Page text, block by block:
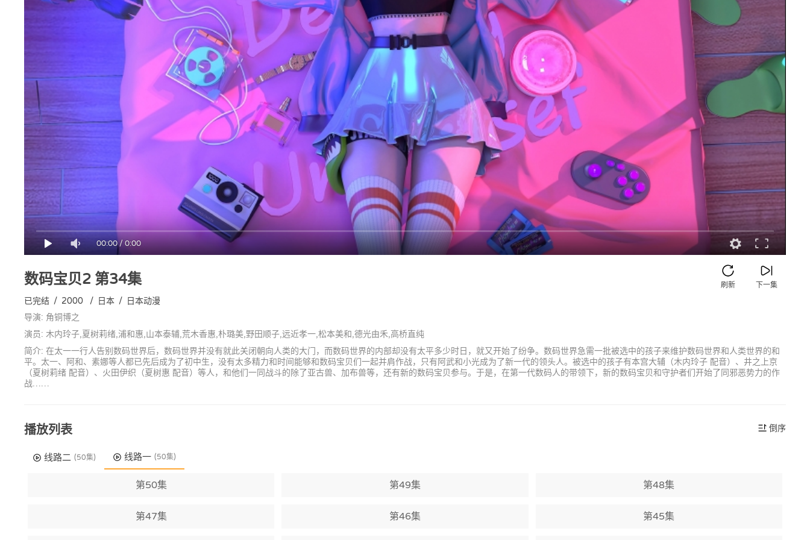
00:00/0:00
数码宝贝2 第34集 下一集
刷新
已完结 / 2000 / 日本 / 日本动漫
导演: 角铜博之
演员: 木内玲子,夏树莉绪,浦和惠,山本泰辅,荒木香惠,朴璐美,野田顺子,远近孝一,松本美和,德光由禾,高桥直纯
简介: 在太一一行人告别数码世界后，数码世界并没有就此关闭朝向人类的大门，而数码世界的内部却没有太平多少时日，就又开始了纷争。数码世界急需一批被选中的孩子来维护数码世界和人类世界的和
平。太一、阿和、素娜等人都已先后成为了初中生，没有太多精力和时间能够和数码宝贝们一起并肩作战，只有阿武和小光成为了新一代的领头人。被选中的孩子有本宫大辅（木内玲子 配音）、井之上京
（夏树莉绪 配音）、火田伊织（夏树惠 配音）等人，和他们一同战斗的除了亚古兽、加布兽等，还有新的数码宝贝参与。于是，在第一代数码人的带领下，新的数码宝贝和守护者们开始了同邪恶势力的作
战……
播放列表 倒序
线路二 (50集) 线路一 (50集)
第50集 第49集 第48集
第47集 第46集 第45集